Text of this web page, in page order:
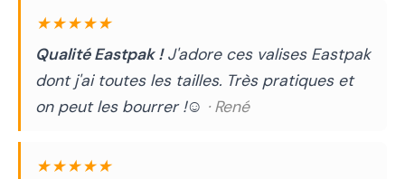
★★★★★
Qualité Eastpak !J'adore ces valises Eastpak
dont j'ai toutes les tailles. Très pratiques et
on peut les bourrer !☺️ · René
★★★★★